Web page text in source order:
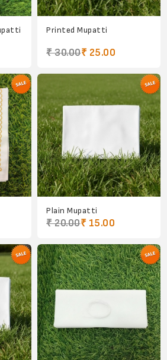
Printed Mupatti
₹ 30.00₹ 25.00
Plain Mupatti
₹ 20.00₹ 15.00